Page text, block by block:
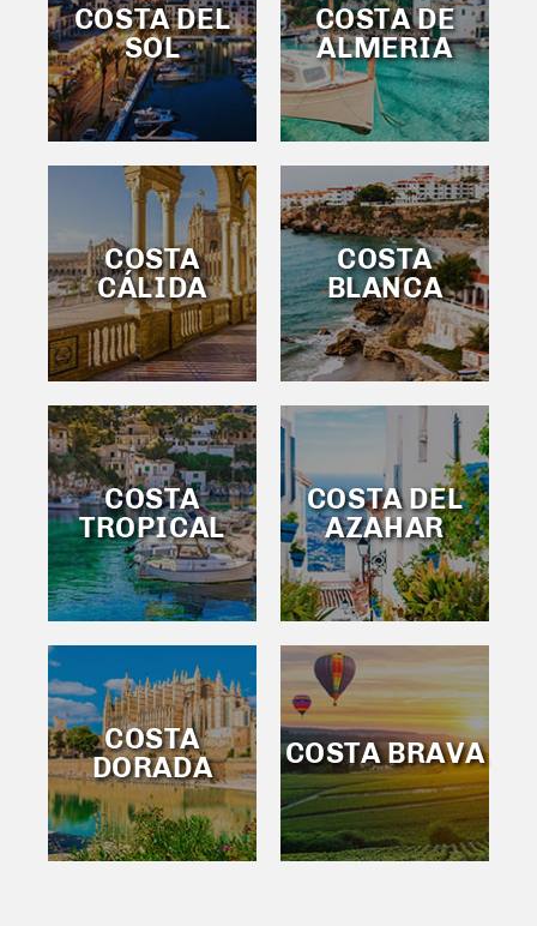
COSTA DEL
SOL
COSTA DE
ALMERIA
COSTA
CÁLIDA
COSTA
BLANCA
COSTA
TROPICAL
COSTA DEL
AZAHAR
COSTA
DORADA
COSTA BRAVA